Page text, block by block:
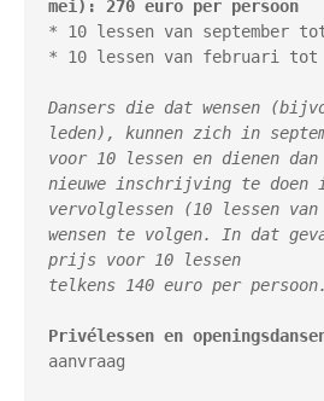
* 10 lessen van september tot
Dansers die dat wensen
leden), kunnen zich in
voor 10 lessen en dienen
nieuwe inschrijving te
vervolglessen (10 lessen
wensen te volgen. In dat
prijs voor 10 lessen
telkens 140 euro per persoon.
Privélessen en
aanvraag